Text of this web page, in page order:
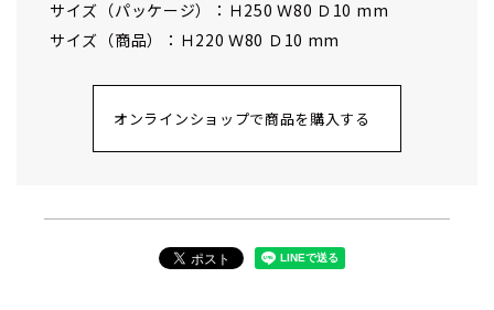
サイズ（パッケージ）：Ｈ250 Ｗ80 Ｄ10 mm
サイズ（商品）：Ｈ220 Ｗ80 Ｄ10 mm
オンラインショップで商品を購入する